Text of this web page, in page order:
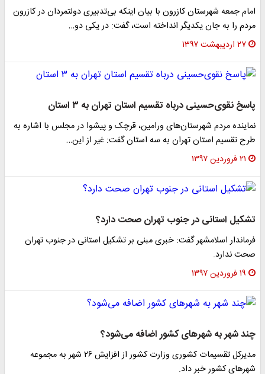
امام جمعه شهرستان کازرون با بیان اینکه بی‌تدبیری دولتمردان در کازرون
مردم را به جان یکدیگر انداخته است، گفت: در یکی دو…
۲۷ اردیبهشت ۱۳۹۷
پاسخ نقوی‌حسینی درباه تقسیم استان تهران به ۳ استان
نماینده مردم شهرستان‌های ورامین، قرچک و پیشوا در مجلس با اشاره به
طرح تقسیم استان تهران به سه استان گفت: غیر از این…
۲۱ فروردین ۱۳۹۷
تشکیل استانی در جنوب تهران صحت دارد؟
فرماندار اسلامشهر گفت: خبری مبنی بر تشکیل استانی در جنوب تهران
صحت ندارد.
۱۹ فروردین ۱۳۹۷
چند شهر به شهر‌های کشور اضافه می‌شود؟
مدیرکل تقسیمات کشوری وزارت کشور از افزایش ۲۶ شهر به مجموعه
شهر‌های کشور خبر داد.